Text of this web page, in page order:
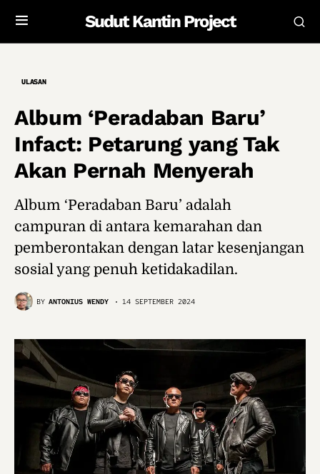
Sudut Kantin Project
ULASAN
Album ‘Peradaban Baru’
Infact: Petarung yang Tak
Akan Pernah Menyerah
Album ‘Peradaban Baru’ adalah
campuran di antara kemarahan dan
pemberontakan dengan latar kesenjangan
sosial yang penuh ketidakadilan.
BY ANTONIUS WENDY 14 SEPTEMBER 2024